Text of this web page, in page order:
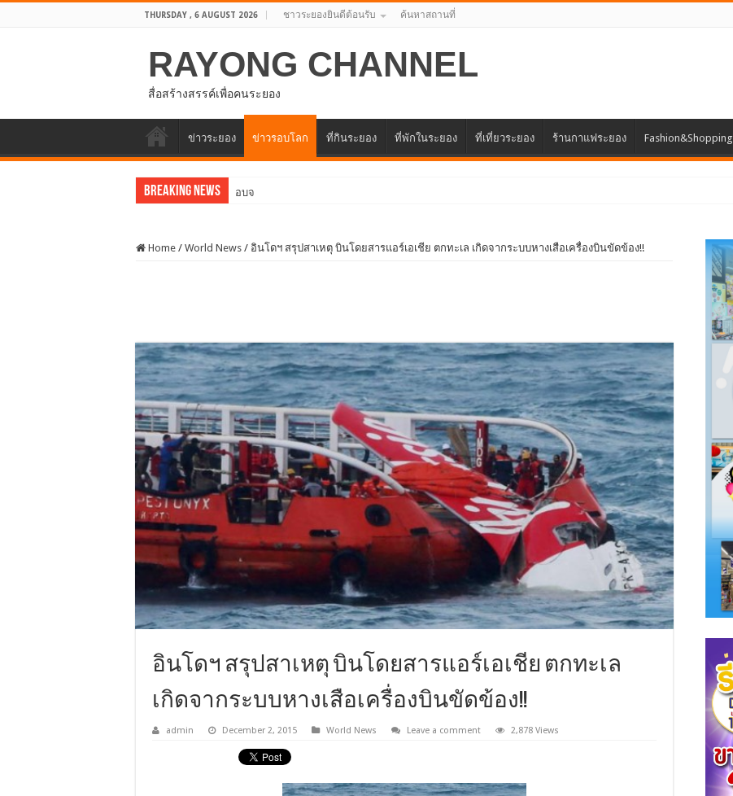
THURSDAY , 6 AUGUST 2026 ชาวระยองยินดีต้อนรับ ค้นหาสถานที่
RAYONG CHANNEL
สื่อสร้างสรรค์เพื่อคนระยอง
ข่าวระยอง ข่าวรอบโลก ที่กินระยอง ที่พักในระยอง ที่เที่ยวระยอง ร้านกาแฟระยอง Fashion&Shopping
Breaking News อบจ.ระยองต้อนรับคณะจากตัวแทนศูนย์ธุ
Home / World News / อินโดฯ สรุปสาเหตุ บินโดยสารแอร์เอเชีย ตกทะเล เกิดจากระบบหางเสือเครื่องบินขัดข้อง!!
อินโดฯ สรุปสาเหตุ บินโดยสารแอร์เอเชีย ตกทะเล
เกิดจากระบบหางเสือเครื่องบินขัดข้อง!!
admin December 2, 2015 World News Leave a comment 2,878 Views